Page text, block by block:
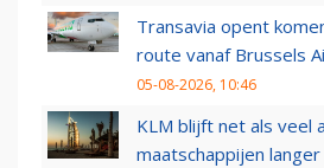
Transavia opent
route vanaf Brussels
05-08-2026, 10:46
KLM blijft net als veel
maatschappijen